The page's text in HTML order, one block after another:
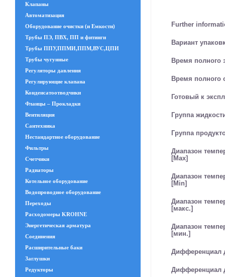
Клапаны
Автоматизация
Оборудование очистки (и Емкости)
Трубы ПЭ, ПВХ, ПП и фитинги
Трубы ППУ,ППМИ,ППМ,ВУС,ЦПИ
Трубы чугунные
Регуляторы давления
Регулирующие клапана
Конденсатоотводчики
Фланцы – Прокладки
Вентиляция
Сантехника
Нестандартное оборудование
Фильтры
Счетчики
Радиаторы
Котельное оборудование
Водопроводное оборудование
Переходы
Расходомеры KROHNE
Энергетическая арматура
Соединения
Расширительные баки
Заглушки
Редукторы
Further
Вариант
Время полного
Время полного
Готовый к
Группа
Группа
Диапазон
[Max]
Диапазон
[Min]
Диапазон
[макс.]
Диапазон
[мин.]
Дифференциал
Дифференциал